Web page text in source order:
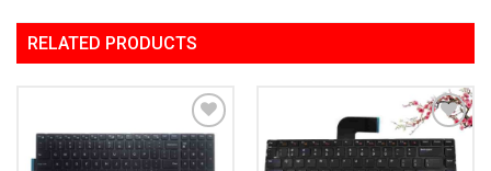
RELATED PRODUCTS
Add to
Wishlist
Add to
Wishlist